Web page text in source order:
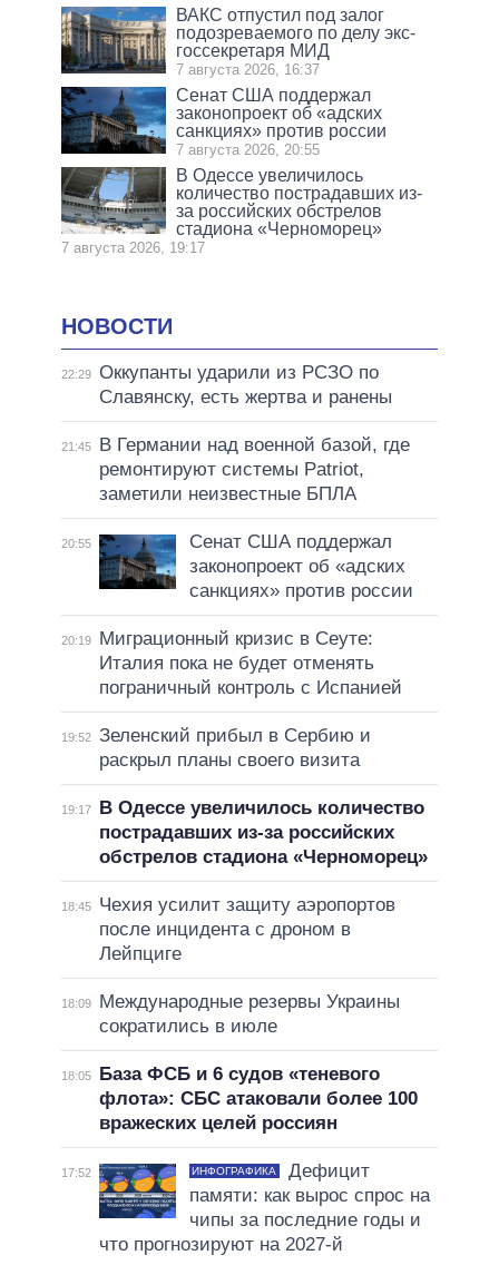
ВАКС отпустил под залог
подозреваемого по делу экс-
госсекретаря МИД
7 августа 2026, 16:37
Сенат США поддержал
законопроект об «адских
санкциях» против россии
7 августа 2026, 20:55
В Одессе увеличилось
количество пострадавших из-
за российских обстрелов
стадиона «Черноморец»
7 августа 2026, 19:17
НОВОСТИ
22:29 Оккупанты ударили из РСЗО по
Славянску, есть жертва и ранены
21:45
В Германии над военной базой, где
ремонтируют системы Patriot,
заметили неизвестные БПЛА
20:55
Сенат США поддержал
законопроект об «адских
санкциях» против россии
20:19
Миграционный кризис в Сеуте:
Италия пока не будет отменять
пограничный контроль с Испанией
19:52 Зеленский прибыл в Сербию и
раскрыл планы своего визита
19:17
В Одессе увеличилось количество
пострадавших из-за российских
обстрелов стадиона «Черноморец»
18:45
Чехия усилит защиту аэропортов
после инцидента с дроном в
Лейпциге
18:09
Международные резервы Украины
сократились в июле
18:05
База ФСБ и 6 судов «теневого
флота»: СБС атаковали более 100
вражеских целей россиян
17:52 ИНФОГРАФИКА
Дефицит
памяти: как вырос спрос на
чипы за последние годы и
что прогнозируют на 2027-й